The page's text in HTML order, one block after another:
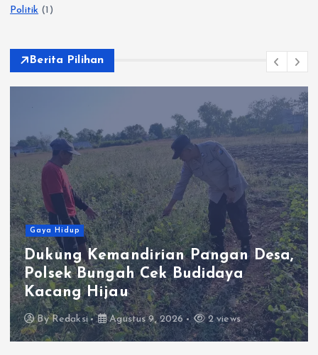
Politik (1)
Berita Pilihan
Gaya Hidup
Dukung Kemandirian Pangan Desa,
Polsek Bungah Cek Budidaya
Kacang Hijau
ByRedaksi Agustus 9, 2026 2 views